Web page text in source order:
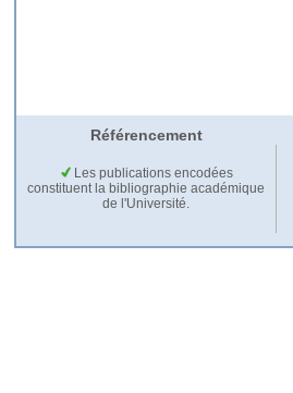
Référencement
Les publications encodées
constituent la bibliographie académique
de l'Université.